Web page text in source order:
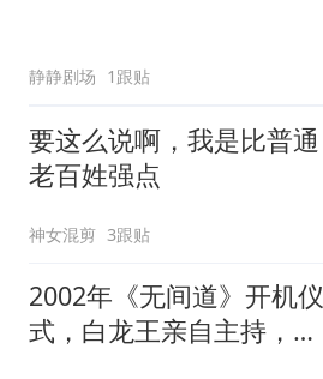
静静剧场 1跟贴
要这么说啊，我是比普通
老百姓强点
神女混剪 3跟贴
2002年《无间道》开机仪
式，白龙王亲自主持，预